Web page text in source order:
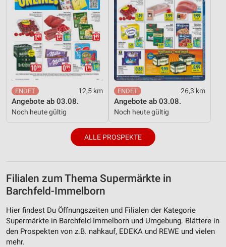
12,5 km
Angebote ab 03.08.
Noch heute gültig
26,3 km
Angebote ab 03.08.
Noch heute gültig
ALLE PROSPEKTE
Filialen zum Thema Supermärkte in
Barchfeld-Immelborn
Hier findest Du Öffnungszeiten und Filialen der Kategorie
Supermärkte in Barchfeld-Immelborn und Umgebung. Blättere in
den Prospekten von z.B. nahkauf, EDEKA und REWE und vielen
mehr.